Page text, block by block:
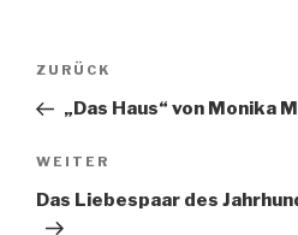
Beitragsnavigation
Vorheriger
Beitrag
ZURÜCK
„Das Haus“ von Monika
Nächster
Beitrag
WEITER
Das Liebespaar des